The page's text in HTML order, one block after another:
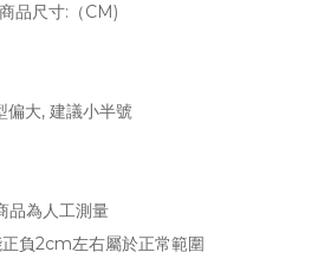
商品尺寸:（CM)
偏大, 建議小半號
品為人工測量
負2cm左右屬於正常範圍